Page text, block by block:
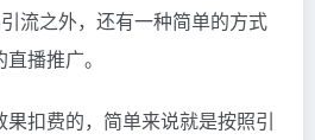
流之外，还有一种简单的方式
播推广。
扣费的，简单来说就是按照引